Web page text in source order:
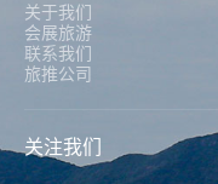
关于我们
会展旅游
联系我们
旅推公司
关注我们